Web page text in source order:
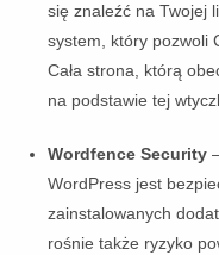
się znaleźć na Twojej
system, który pozwoli
Cała strona, którą
na podstawie tej
Wordfence Security
WordPress jest
zainstalowanych
rośnie także ryzyko